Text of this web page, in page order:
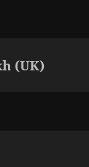
(UK)